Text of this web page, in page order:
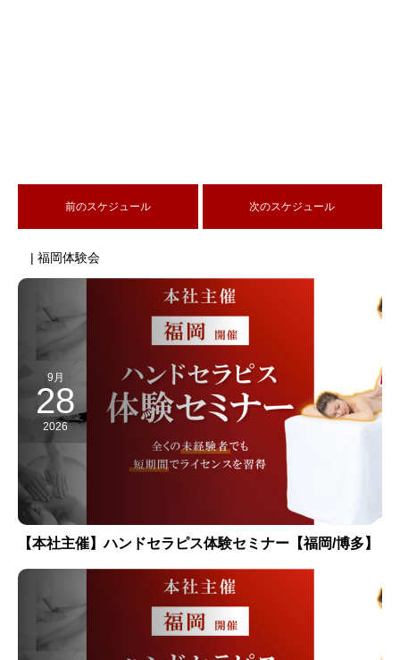
前のスケジュール 次のスケジュール
| 福岡体験会
9月
28
2026
【本社主催】ハンドセラピス体験セミナー【福岡/博多】